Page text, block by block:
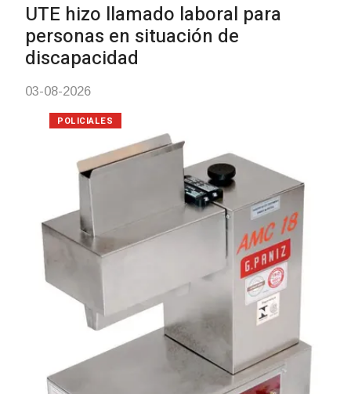
UTE hizo llamado laboral para
personas en situación de
discapacidad
03-08-2026
POLICIALES